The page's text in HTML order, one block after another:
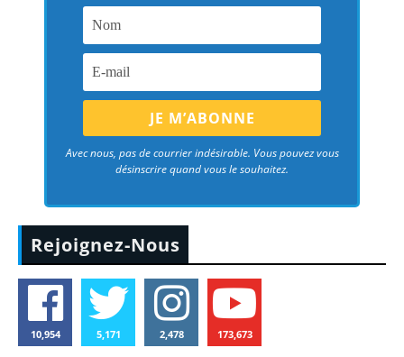
Avec nous, pas de courrier indésirable. Vous pouvez vous
désinscrire quand vous le souhaitez.
Rejoignez-Nous
10,954 5,171 2,478 173,673